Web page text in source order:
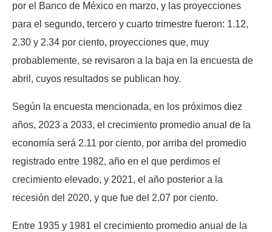
por el Banco de México en marzo, y las proyecciones
para el segundo, tercero y cuarto trimestre fueron: 1.12,
2.30 y 2.34 por ciento, proyecciones que, muy
probablemente, se revisaron a la baja en la encuesta de
abril, cuyos resultados se publican hoy.
Según la encuesta mencionada, en los próximos diez
años, 2023 a 2033, el crecimiento promedio anual de la
economía será 2.11 por ciento, por arriba del promedio
registrado entre 1982, año en el que perdimos el
crecimiento elevado, y 2021, el año posterior a la
recesión del 2020, y que fue del 2.07 por ciento.
Entre 1935 y 1981 el crecimiento promedio anual de la